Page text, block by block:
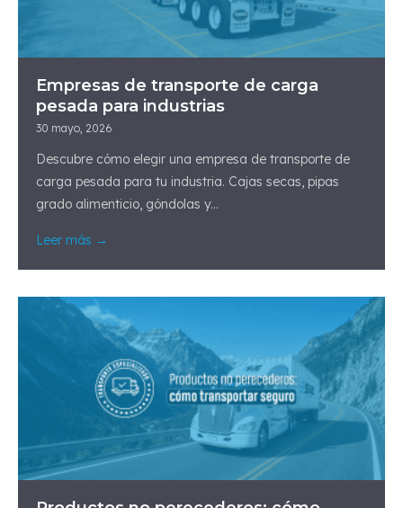
Empresas de transporte de carga
pesada para industrias
30 mayo, 2026
Descubre cómo elegir una empresa de transporte de
carga pesada para tu industria. Cajas secas, pipas
grado alimenticio, góndolas y...
Leer más →